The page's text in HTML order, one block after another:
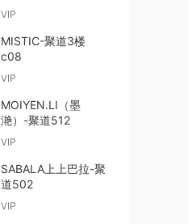
VIP
MISTIC-聚道3楼
c08
VIP
MOIYEN.LI（墨
滟）-聚道512
VIP
SABALA上上巴拉-聚
道502
VIP